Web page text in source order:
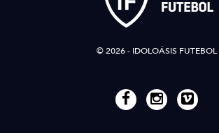
© 2026 - IDOLOÁSIS FUTEBOL